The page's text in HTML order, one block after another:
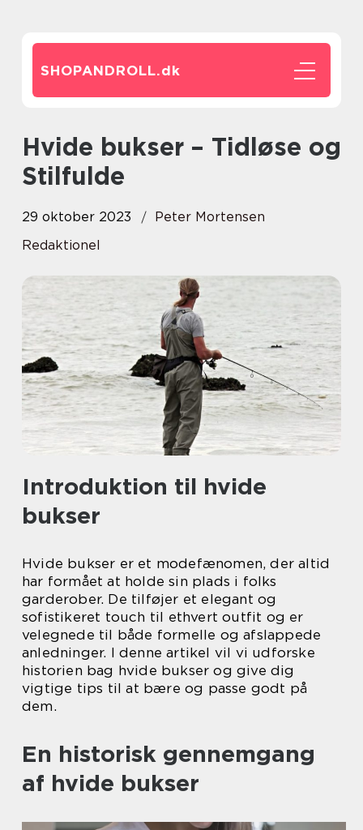
SHOPANDROLL.dk
Hvide bukser – Tidløse og
Stilfulde
29 oktober 2023
Peter Mortensen
Redaktionel
Introduktion til hvide
bukser
Hvide bukser er et modefænomen, der altid
har formået at holde sin plads i folks
garderober. De tilføjer et elegant og
sofistikeret touch til ethvert outfit og er
velegnede til både formelle og afslappede
anledninger. I denne artikel vil vi udforske
historien bag hvide bukser og give dig
vigtige tips til at bære og passe godt på
dem.
En historisk gennemgang
af hvide bukser